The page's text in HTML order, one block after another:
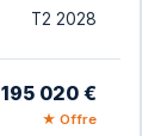
T2 2028
195 020 €
★ Offre